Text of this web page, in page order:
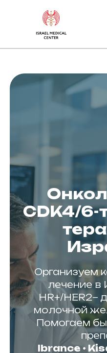
Tel-Aviv, Israel
medicalcenter.com
740-101
589-737
ПрепаратыСтатьи
CDK4/6-
Организуем
лечение в
HR+/HER2−
молочной
Помогаем
Ibrance •